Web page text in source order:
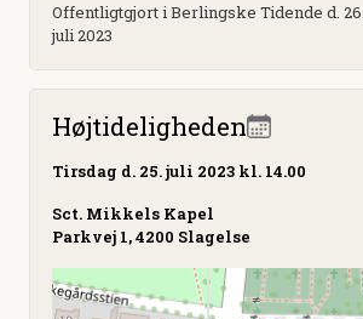
Offentligtgjort i Berlingske Tidende d. 26.
juli 2023
Højtideligheden
Tirsdag d. 25. juli 2023 kl. 14.00
Sct. Mikkels Kapel
Parkvej 1, 4200 Slagelse